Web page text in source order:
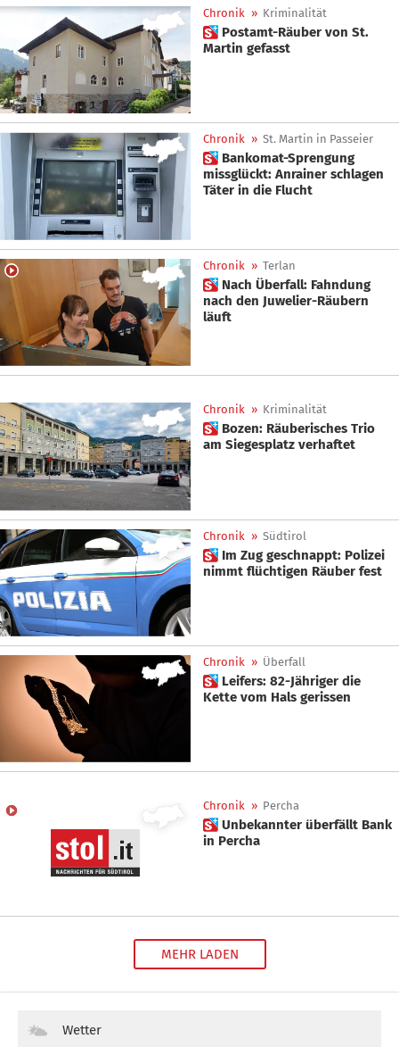
Chronik » Kriminalität
 Postamt-Räuber von St.
Martin gefasst
Chronik » St. Martin in Passeier
 Bankomat-Sprengung
missglückt: Anrainer schlagen
Täter in die Flucht
Chronik » Terlan
 Nach Überfall: Fahndung
nach den Juwelier-Räubern
läuft
Chronik » Kriminalität
 Bozen: Räuberisches Trio
am Siegesplatz verhaftet
Chronik » Südtirol
 Im Zug geschnappt: Polizei
nimmt flüchtigen Räuber fest
Chronik » Überfall
 Leifers: 82-Jähriger die
Kette vom Hals gerissen
Chronik » Percha
 Unbekannter überfällt Bank
in Percha
MEHR LADEN
Wetter